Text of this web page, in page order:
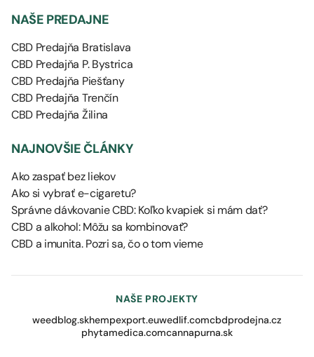
NAŠE PREDAJNE
CBD Predajňa Bratislava
CBD Predajňa P. Bystrica
CBD Predajňa Piešťany
CBD Predajňa Trenčín
CBD Predajňa Žilina
NAJNOVŠIE ČLÁNKY
Ako zaspať bez liekov
Ako si vybrať e-cigaretu?
Správne dávkovanie CBD: Koľko kvapiek si mám dať?
CBD a alkohol: Môžu sa kombinovať?
CBD a imunita. Pozri sa, čo o tom vieme
NAŠE PROJEKTY
weedblog.skhempexport.euwedlif.comcbdprodejna.cz
phytamedica.comcannapurna.sk